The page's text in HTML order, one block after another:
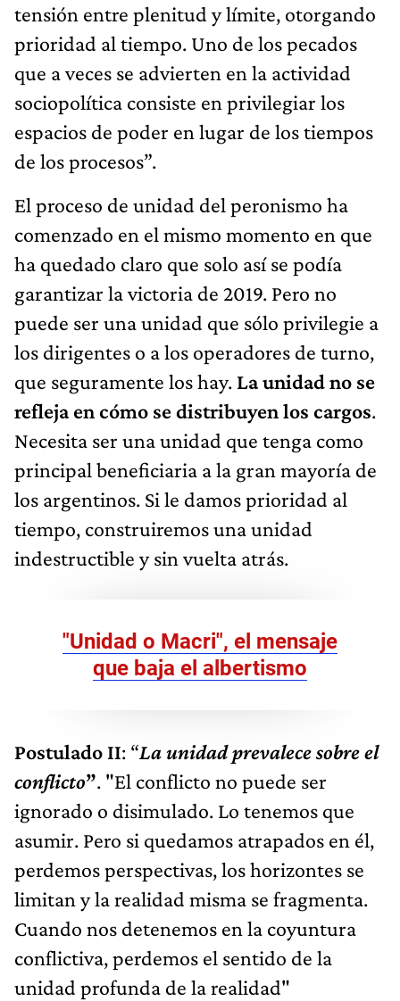
tensión entre plenitud y límite, otorgando
prioridad al tiempo. Uno de los pecados
que a veces se advierten en la actividad
sociopolítica consiste en privilegiar los
espacios de poder en lugar de los tiempos
de los procesos”.
El proceso de unidad del peronismo ha
comenzado en el mismo momento en que
ha quedado claro que solo así se podía
garantizar la victoria de 2019. Pero no
puede ser una unidad que sólo privilegie a
los dirigentes o a los operadores de turno,
que seguramente los hay. La unidad no se
refleja en cómo se distribuyen los cargos.
Necesita ser una unidad que tenga como
principal beneficiaria a la gran mayoría de
los argentinos. Si le damos prioridad al
tiempo, construiremos una unidad
indestructible y sin vuelta atrás.
"Unidad o Macri", el mensaje
que baja el albertismo
Postulado II: “La unidad prevalece sobre el
conflicto”. "El conflicto no puede ser
ignorado o disimulado. Lo tenemos que
asumir. Pero si quedamos atrapados en él,
perdemos perspectivas, los horizontes se
limitan y la realidad misma se fragmenta.
Cuando nos detenemos en la coyuntura
conflictiva, perdemos el sentido de la
unidad profunda de la realidad"